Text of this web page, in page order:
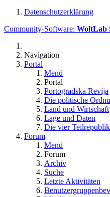
Datenschutzerklärung
Community-Software: WoltLab
Navigation
Portal
Menü
Portal
Portogradska Revija
Die politische
Land und Wirtschaft
Lage und Daten
Die vier
Forum
Menü
Forum
Archiv
Suche
Letzte Aktivitäten